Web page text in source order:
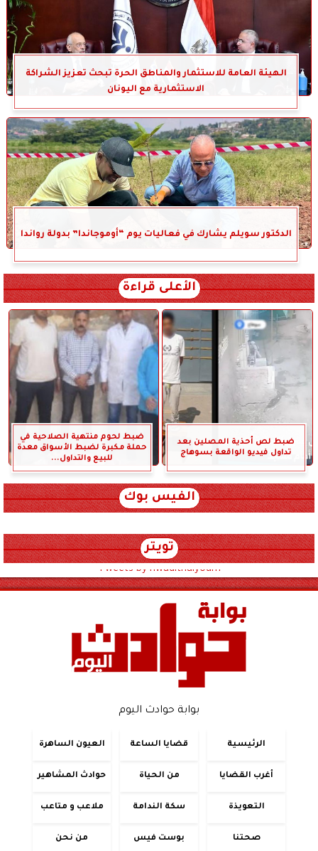
الهيئة العامة للاستثمار والمناطق الحرة تبحث تعزيز الشراكة
الاستثمارية مع اليونان
الدكتور سويلم يشارك في فعاليات يوم “أوموجاندا” بدولة رواندا
الأعلى قراءة
ضبط لص أحذية المصلين بعد
تداول فيديو الواقعة بسوهاج
ضبط لحوم منتهية الصلاحية في
حملة مكبرة لضبط الأسواق معدة
للبيع والتداول...
الفيس بوك
تويتر
Tweets by hwadithalyoum
بوابة حوادث اليوم
الرئيسية قضايا الساعة العيون الساهرة
أغرب القضايا من الحياة حوادث المشاهير
التعويذة سكة الندامة ملاعب و متاعب
صحتنا بوست فيس من نحن